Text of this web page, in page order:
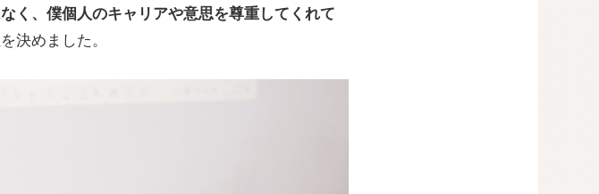
く、僕個人のキャリアや意思を尊重してくれて
決めました。